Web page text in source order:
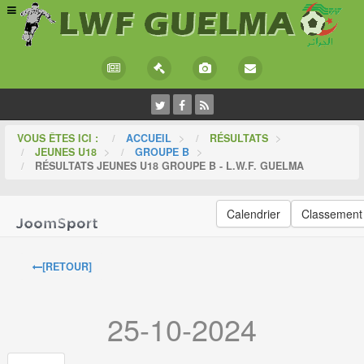
VOUS ÊTES ICI : ACCUEIL > RÉSULTATS >
JEUNES U18 > GROUPE B >
RÉSULTATS JEUNES U18 GROUPE B - L.W.F. GUELMA
Calendrier Classement
[RETOUR]
25-10-2024